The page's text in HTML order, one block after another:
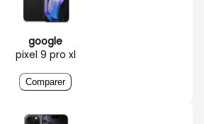
google
pixel 9 pro xl
Comparer